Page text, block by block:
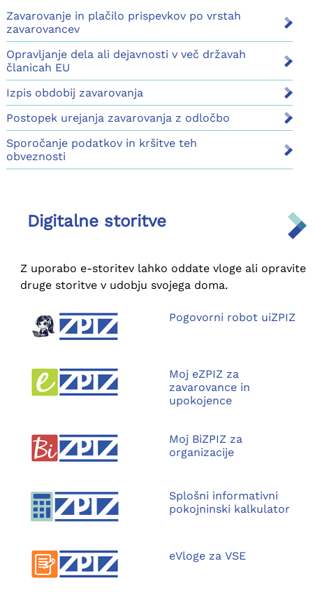
Zavarovanje in plačilo prispevkov po vrstah
zavarovancev
Opravljanje dela ali dejavnosti v več državah
članicah EU
Izpis obdobij zavarovanja
Postopek urejanja zavarovanja z odločbo
Sporočanje podatkov in kršitve teh
obveznosti
Digitalne storitve
Z uporabo e-storitev lahko oddate vloge ali opravite
druge storitve v udobju svojega doma.
Pogovorni robot uiZPIZ
Moj eZPIZ za
zavarovance in
upokojence
Moj BiZPIZ za
organizacije
Splošni informativni
pokojninski kalkulator
eVloge za VSE